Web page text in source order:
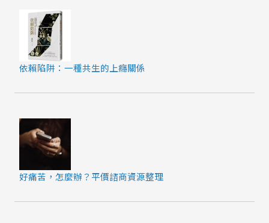
依賴陷阱：一種共生的上癮關係
好痛苦，怎麼辦？平價諮商資源整理